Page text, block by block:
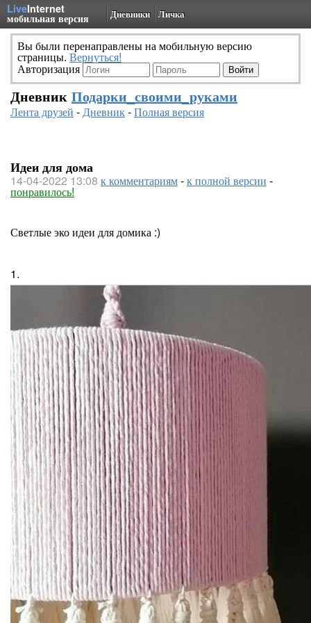
LiveInternet
мобильная версия Дневники Личка
Вы были перенаправлены на мобильную версию
страницы. Вернуться!
Авторизация
Дневник Подарки_своими_руками
Лента друзей -Дневник-Полная версия
Идеи для дома
14-04-2022 13:08 к комментариям-к полной версии -
понравилось!
Светлые эко идеи для домика :)
1.